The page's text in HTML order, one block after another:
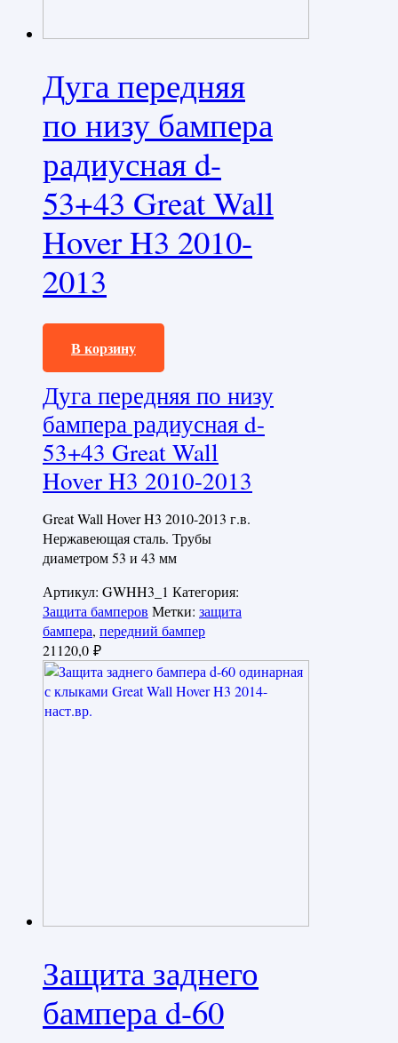
Дуга передняя
по низу бампера
радиусная d-
53+43 Great Wall
Hover H3 2010-
2013
21120,0₽
В корзину
Дуга передняя по низу
бампера радиусная d-
53+43 Great Wall
Hover H3 2010-2013
Great Wall Hover H3 2010-2013 г.в.
Нержавеющая сталь. Трубы
диаметром 53 и 43 мм
Артикул: GWHH3_1 Категория:
Защита бамперов Метки: защита
бампера, передний бампер
21120,0 ₽
Защита заднего
бампера d-60